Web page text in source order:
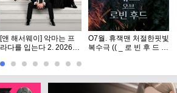
[앤 해서웨이] 악마는 프
라다를 입는다 2. 2026 (2
O7월. 휴잭맨 처절한핏빛
복수극 (( _ 로 빈 후 드 _